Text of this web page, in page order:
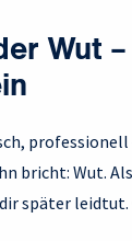
Wut
bricht: Wut.
später